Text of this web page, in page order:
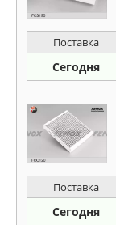
Поставка
Сегодня
Поставка
Сегодня